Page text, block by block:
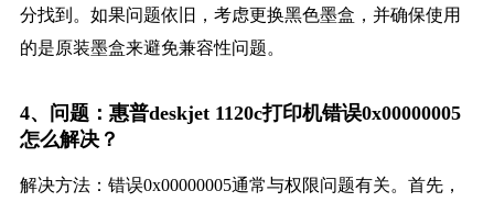
分找到。如果问题依旧，考虑更换黑色墨盒，并确保使用
的是原装墨盒来避免兼容性问题。
4、问题：惠普deskjet 1120c打印机错误0x00000005
怎么解决？
解决方法：错误0x00000005通常与权限问题有关。首先，